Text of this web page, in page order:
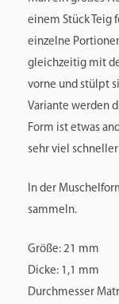
einem Stück Teig
einzelne
gleichzeitig mit
vorne und stülpt
Variante werden
Form ist etwas
sehr viel
In der
sammeln.
Größe: 21 mm
Dicke: 1,1 mm
Durchmesser